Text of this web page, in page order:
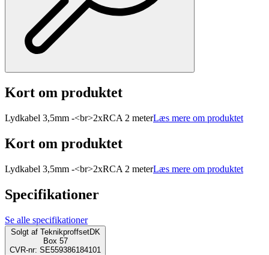
Kort om produktet
Lydkabel 3,5mm -<br>2xRCA 2 meterLæs mere om produktet
Kort om produktet
Lydkabel 3,5mm -<br>2xRCA 2 meterLæs mere om produktet
Specifikationer
Se alle specifikationer
Solgt af TeknikproffsetDK
Box 57
CVR-nr: SE559386184101